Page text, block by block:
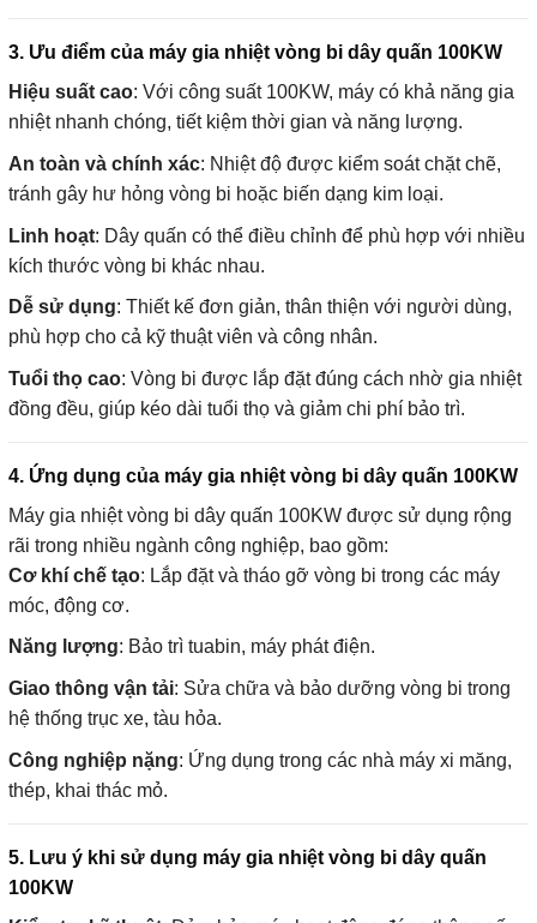
3. Ưu điểm của máy gia nhiệt vòng bi dây quấn 100KW
Hiệu suất cao: Với công suất 100KW, máy có khả năng gia
nhiệt nhanh chóng, tiết kiệm thời gian và năng lượng.
An toàn và chính xác: Nhiệt độ được kiểm soát chặt chẽ,
tránh gây hư hỏng vòng bi hoặc biến dạng kim loại.
Linh hoạt: Dây quấn có thể điều chỉnh để phù hợp với nhiều
kích thước vòng bi khác nhau.
Dễ sử dụng: Thiết kế đơn giản, thân thiện với người dùng,
phù hợp cho cả kỹ thuật viên và công nhân.
Tuổi thọ cao: Vòng bi được lắp đặt đúng cách nhờ gia nhiệt
đồng đều, giúp kéo dài tuổi thọ và giảm chi phí bảo trì.
4. Ứng dụng của máy gia nhiệt vòng bi dây quấn 100KW
Máy gia nhiệt vòng bi dây quấn 100KW được sử dụng rộng
rãi trong nhiều ngành công nghiệp, bao gồm:
Cơ khí chế tạo: Lắp đặt và tháo gỡ vòng bi trong các máy
móc, động cơ.
Năng lượng: Bảo trì tuabin, máy phát điện.
Giao thông vận tải: Sửa chữa và bảo dưỡng vòng bi trong
hệ thống trục xe, tàu hỏa.
Công nghiệp nặng: Ứng dụng trong các nhà máy xi măng,
thép, khai thác mỏ.
5. Lưu ý khi sử dụng máy gia nhiệt vòng bi dây quấn
100KW